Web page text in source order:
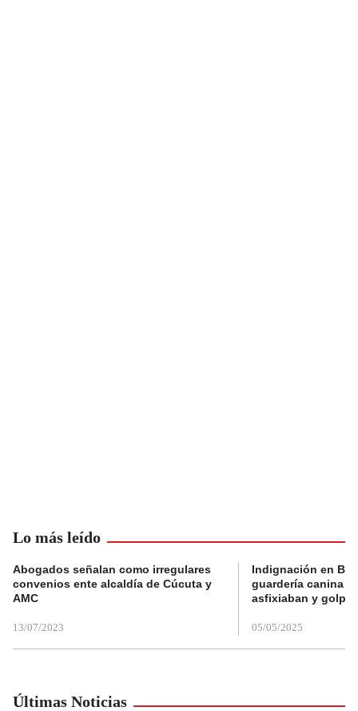
Lo más leído
Abogados señalan como irregulares
convenios ente alcaldía de Cúcuta y
AMC
13/07/2023
Indignación en
guardería canina
asfixiaban y
05/05/2025
Últimas Noticias